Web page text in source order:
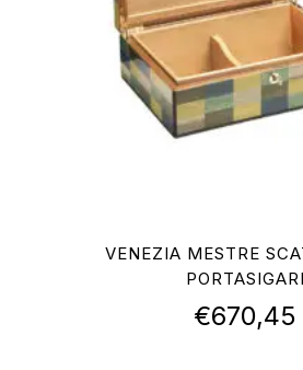
VENEZIA MESTRE
PORTASIGARI
€670,45